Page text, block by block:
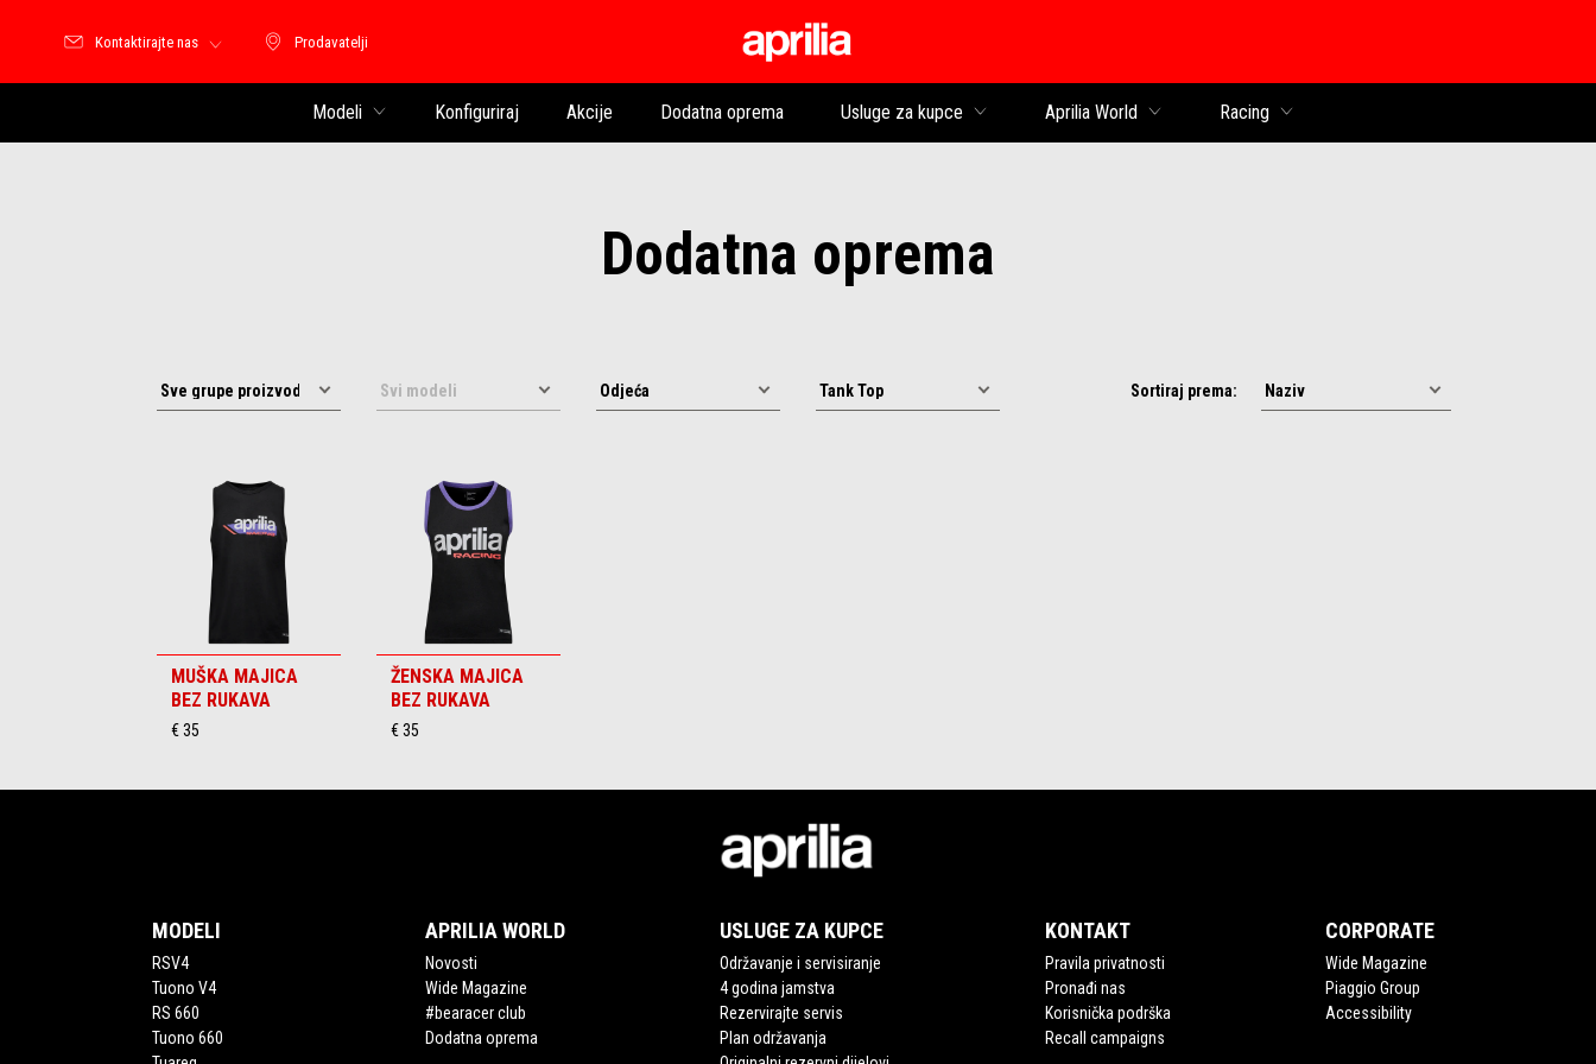
Prodavatelji
Prodavatelji
Kontaktirajte nas
Modeli Konfiguriraj Akcije Dodatna oprema Usluge za kupce Aprilia World Racing
Dodatna oprema
Sortiraj prema:
MUŠKA MAJICA
BEZ RUKAVA
€ 35
ŽENSKA MAJICA
BEZ RUKAVA
€ 35
MODELI
RSV4
Tuono V4
RS 660
Tuono 660
APRILIA WORLD
Novosti
Wide Magazine
#bearacer club
Dodatna oprema
USLUGE ZA KUPCE
Održavanje i servisiranje
4 godina jamstva
Rezervirajte servis
Plan održavanja
KONTAKT
Pravila privatnosti
Pronađi nas
Korisnička podrška
Recall campaigns
CORPORATE
Wide Magazine
Piaggio Group
Accessibility